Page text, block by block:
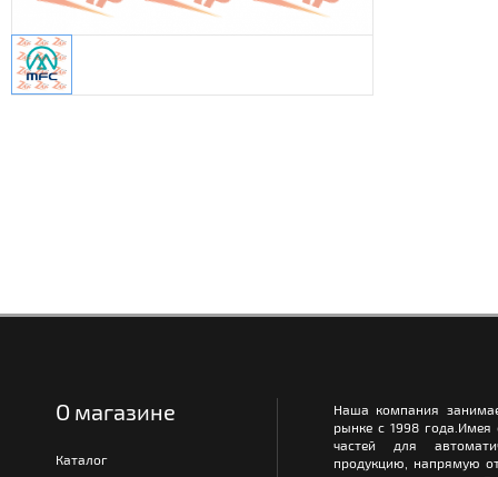
О магазине
Каталог
Наша компания
рынке с 1998
частей для
продукцию, напрямую